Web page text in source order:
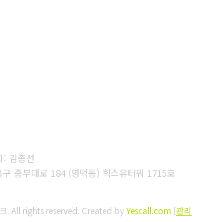
김종선
중부대로 184 (영덕동) 힉스유터워 1715호
. All rights reserved. Created byYescall.com [관리